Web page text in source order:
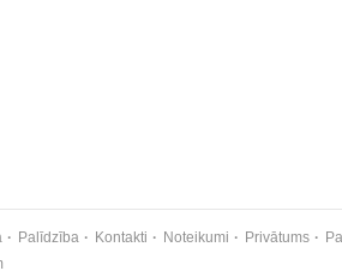
Palīdzība Kontakti Noteikumi Privātums